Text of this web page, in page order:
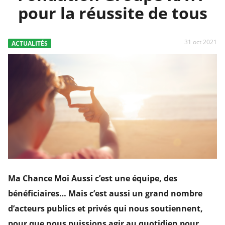
pour la réussite de tous
ACTUALITÉS 31 oct 2021
Ma Chance Moi Aussi c’est une équipe, des
bénéficiaires… Mais c’est aussi un grand nombre
d’acteurs publics et privés qui nous soutiennent,